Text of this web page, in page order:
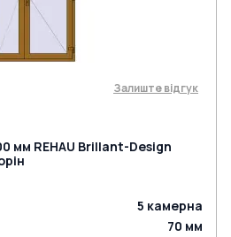
Залиште відгук
мм REHAU Brillant-Design
5 камерна
70 мм